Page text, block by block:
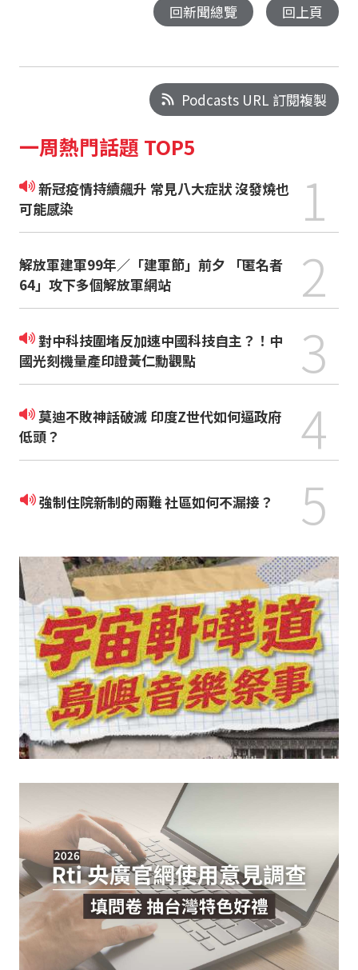
回新聞總覽 回上頁
Podcasts URL 訂閱複製
一周熱門話題 TOP5
新冠疫情持續飆升 常見八大症狀 沒發燒也
可能感染
1
解放軍建軍99年／「建軍節」前夕 「匿名者
64」攻下多個解放軍網站
2
對中科技圍堵反加速中國科技自主？！中
國光刻機量產印證黃仁勳觀點
3
莫迪不敗神話破滅 印度Z世代如何逼政府
低頭？
4
強制住院新制的兩難 社區如何不漏接？ 5